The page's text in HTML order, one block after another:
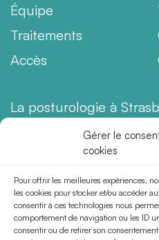
Gérer le
cookies
Pour offrir les meilleures expériences,
les cookies pour stocker et/ou accéder
consentir à ces technologies nous
comportement de navigation ou les ID
consentir ou de retirer son
Équipe
Traitements
Accès
La posturologie à
Orthodontie enfant à
Aligneurs invisibles à
Orthodontie & Migraines
Orthodontie & Bruxisme
Orthodontie et